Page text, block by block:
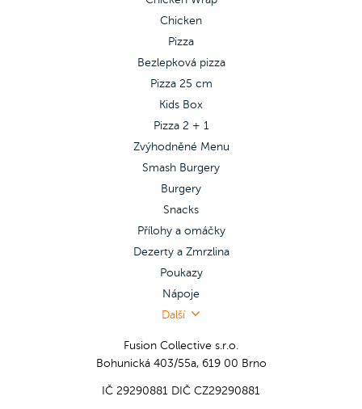
Chicken
Pizza
Bezlepková pizza
Pizza 25 cm
Kids Box
Pizza 2 + 1
Zvýhodněné Menu
Smash Burgery
Burgery
Snacks
Přílohy a omáčky
Dezerty a Zmrzlina
Poukazy
Nápoje
Další
Fusion Collective s.r.o.
Bohunická 403/55a, 619 00 Brno
IČ 29290881 DIČ CZ29290881